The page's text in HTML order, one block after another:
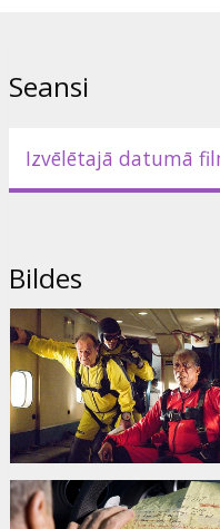
Seansi
Izvēlētajā datumā
Bildes